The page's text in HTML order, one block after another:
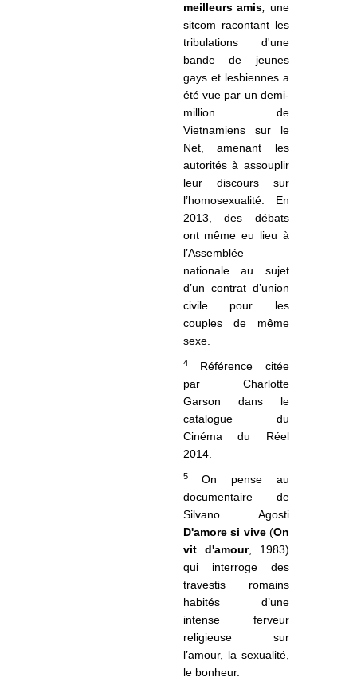
meilleurs amis
une
sitcom racontant les
tribulations d'une
bande de jeunes
gays et lesbiennes a
été vue par un demi-
million de
Vietnamiens sur le
Net, amenant les
autorités à assouplir
leur discours sur
l’homosexualité. En
2013, des débats
ont même eu lieu à
l’Assemblée
nationale au sujet
d’un contrat d’union
civile pour les
couples de même
sexe.
4Référence citée
par Charlotte
Garson dans le
catalogue du
Cinéma du Réel
2014.
5On pense au
documentaire de
Silvano Agosti
D'amore si vive (On
vit d'amour, 1983)
qui interroge des
travestis romains
habités d’une
intense ferveur
religieuse sur
l’amour, la sexualité,
le bonheur.